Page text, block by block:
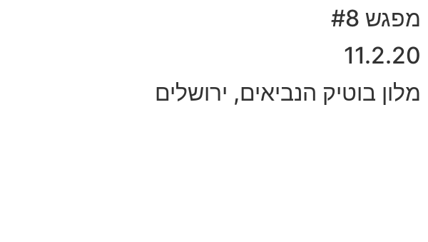
מפגש #8
11.2.20
מלון בוטיק הנביאים, ירושלים